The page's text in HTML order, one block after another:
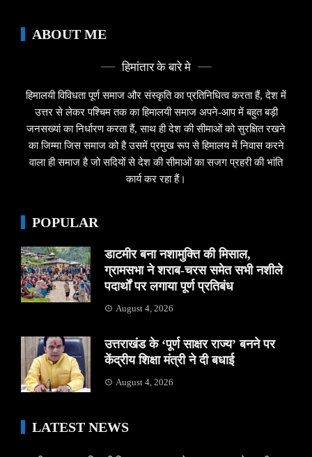
ABOUT ME
हिमांतार के बारे मे
हिमालयी विविधता पूर्ण समाज और संस्कृति का प्रतिनिधित्व करता हैं, देश में
उत्तर से लेकर पश्चिम तक का हिमालयी समाज अपने-आप में बहुत बड़ी
जनसख्यां का निर्धारण करता हैं, साथ ही देश की सीमाओं को सुरक्षित रखने
का जिम्मा जिस समाज को है उसमें प्रमुख रूप से हिमालय में निवास करने
वाला ही समाज है जो सदियों से देश की सीमाओं का सजग प्रहरी की भांति
कार्य कर रहा हैं।
POPULAR
डाटमीर बना नशामुक्ति की मिसाल,
ग्रामसभा ने शराब-चरस समेत सभी नशीले
पदार्थों पर लगाया पूर्ण प्रतिबंध
August 4, 2026
उत्तराखंड के ‘पूर्ण साक्षर राज्य’ बनने पर
केंद्रीय शिक्षा मंत्री ने दी बधाई
August 4, 2026
LATEST NEWS